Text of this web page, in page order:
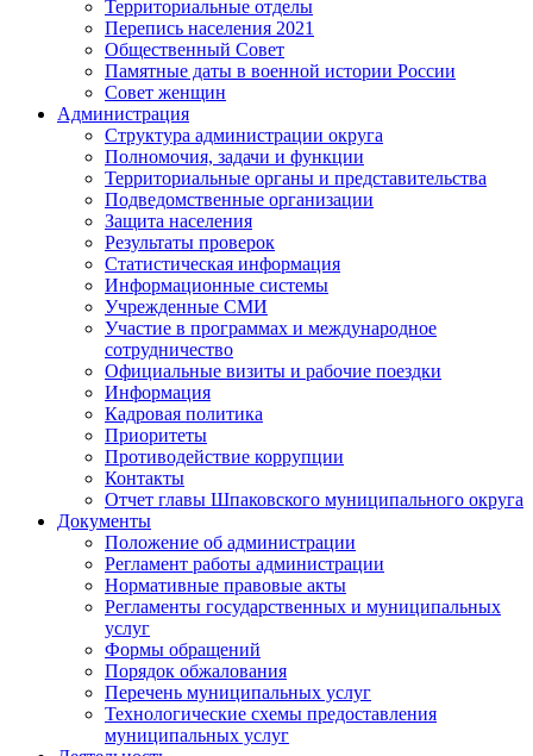
Территориальные отделы
Перепись населения 2021
Общественный Совет
Памятные даты в военной истории России
Совет женщин
Администрация
Структура администрации округа
Полномочия, задачи и функции
Территориальные органы и представительства
Подведомственные организации
Защита населения
Результаты проверок
Статистическая информация
Информационные системы
Учрежденные СМИ
Участие в программах и международное
сотрудничество
Официальные визиты и рабочие поездки
Информация
Кадровая политика
Приоритеты
Противодействие коррупции
Контакты
Отчет главы Шпаковского муниципального округа
Документы
Положение об администрации
Регламент работы администрации
Нормативные правовые акты
Регламенты государственных и муниципальных
услуг
Формы обращений
Порядок обжалования
Перечень муниципальных услуг
Технологические схемы предоставления
муниципальных услуг